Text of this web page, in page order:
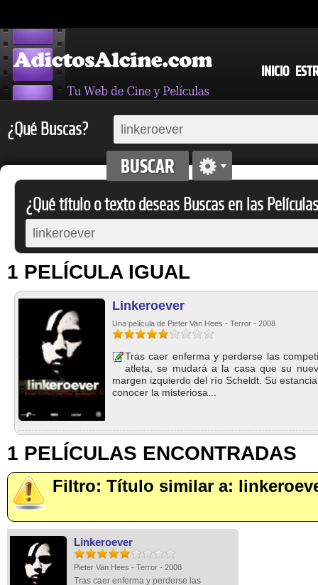
INICIO
¿Qué Buscas?
¿Qué título o texto deseas Buscas en las
1 PELÍCULA IGUAL
Linkeroever
Una película de Pieter Van Hees - Terror - 2008
Tras caer enferma y perderse las
atleta, se mudará a la casa que su
margen izquierdo del río Scheldt. Su
conocer la misteriosa...
1 PELÍCULAS ENCONTRADAS
Filtro: Título similar a:
Linkeroever
Pieter Van Hees - Terror - 2008
Tras caer enferma y perderse las